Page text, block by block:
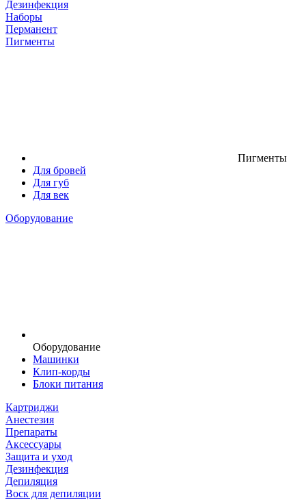
Дезинфекция
Наборы
Перманент
Пигменты
Пигменты
Для бровей
Для губ
Для век
Оборудование
Оборудование
Машинки
Клип-корды
Блоки питания
Картриджи
Анестезия
Препараты
Аксессуары
Защита и уход
Дезинфекция
Депиляция
Воск для депиляции